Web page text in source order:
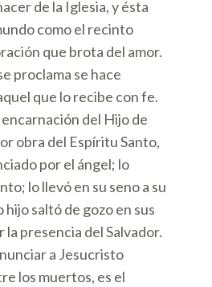
de la Iglesia, y ésta
como el recinto
que brota del amor.
proclama se hace
que lo recibe con fe.
del Hijo de
obra del Espíritu Santo,
por el ángel; lo
lo llevó en su seno a su
hijo saltó de gozo en sus
presencia del Salvador.
a Jesucristo
los muertos, es el